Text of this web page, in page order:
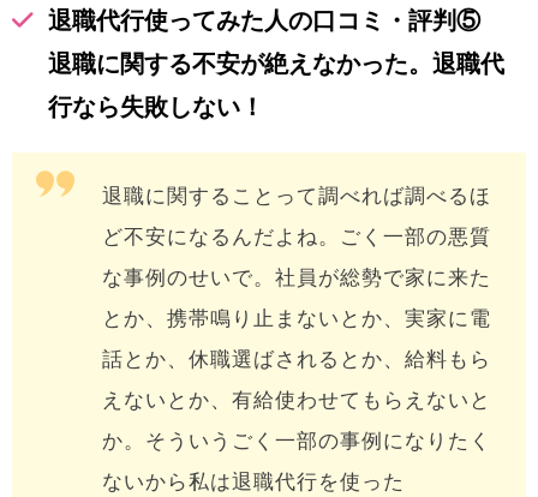
退職代行使ってみた人の口コミ・評判⑤
退職に関する不安が絶えなかった。退職代
行なら失敗しない！
退職に関することって調べれば調べるほ
ど不安になるんだよね。ごく一部の悪質
な事例のせいで。社員が総勢で家に来た
とか、携帯鳴り止まないとか、実家に電
話とか、休職選ばされるとか、給料もら
えないとか、有給使わせてもらえないと
か。そういうごく一部の事例になりたく
ないから私は退職代行を使った